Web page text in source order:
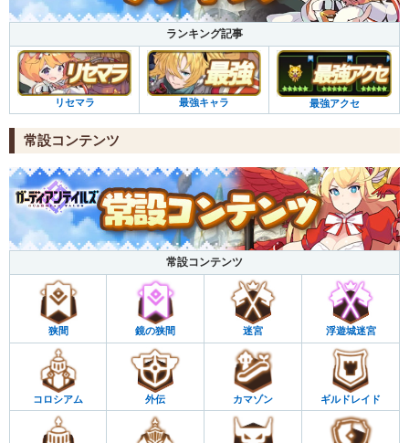
ランキング記事
リセマラ 最強キャラ 最強アクセ
常設コンテンツ
常設コンテンツ
狭間 鏡の狭間 迷宮 浮遊城迷宮
コロシアム 外伝 カマゾン ギルドレイド